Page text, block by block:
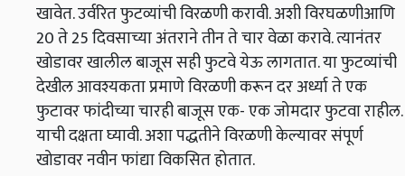
खावेत.उर्वरित फुटव्यांची विरळणी करावी.अशी विरघळणीआणि
20 ते 25 दिवसाच्या अंतराने तीन ते चार वेळा करावे.त्यानंतर
खोडावर खालील बाजूस सही फुटवे येऊ लागतात.या फुटव्यांची
देखील आवश्यकता प्रमाणे विरळणी करून दर अर्ध्या ते एक
फुटावर फांदीच्या चारही बाजूस एक-एक जोमदार फुटवा राहील.
याची दक्षता घ्यावी.अशा पद्धतीने विरळणी केल्यावर संपूर्ण
खोडावर नवीन फांद्या विकसित होतात.